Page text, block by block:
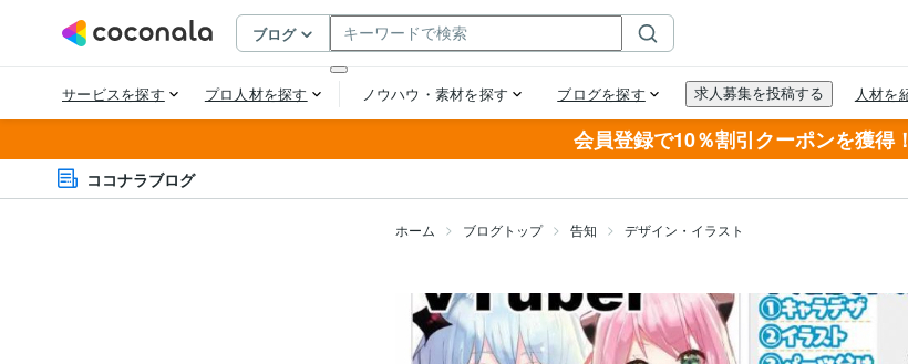
会員登録で10％割引クーポンを獲得！
ココナラブログ
ホーム ブログトップ 告知 デザイン・イラスト